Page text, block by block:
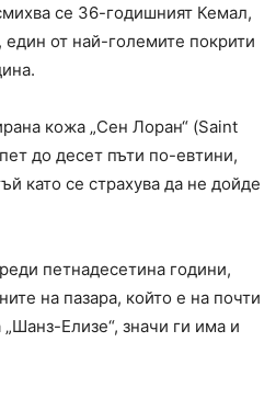
се 36-годишният Кемал,
един от най-големите покрити
кожа „Сен Лоран“ (Saint
до десет пъти по-евтини,
като се страхува да не дойде
петнадесетина години,
на пазара, който е на почти
Елизе“, значи ги има и